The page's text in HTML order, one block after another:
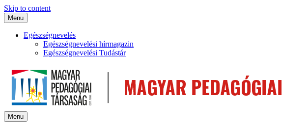
Skip to content
Menu
Egészségnevelés
Egészségnevelési hírmagazin
Egészségnevelési Tudástár
Menu